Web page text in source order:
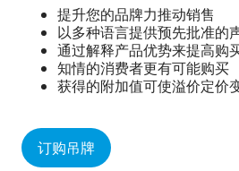
提升您的品牌力推动销售
以多种语言提供预先批准的
通过解释产品优势来提高购
知情的消费者更有可能购买
获得的附加值可使溢价定价
订购吊牌